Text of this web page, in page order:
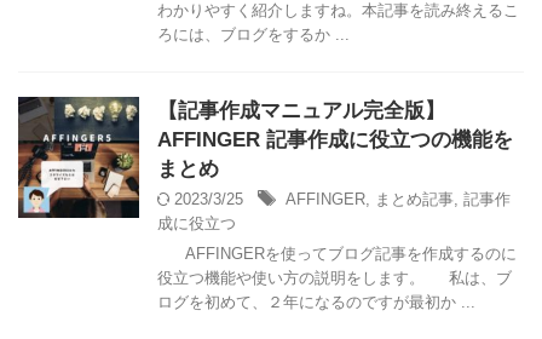
わかりやすく紹介しますね。本記事を読み終えるこ
ろには、ブログをするか ...
【記事作成マニュアル完全版】
AFFINGER 記事作成に役立つの機能を
まとめ
2023/3/25 AFFINGER, まとめ記事, 記事作
成に役立つ
AFFINGERを使ってブログ記事を作成するのに
役立つ機能や使い方の説明をします。 私は、ブ
ログを初めて、２年になるのですが最初か ...